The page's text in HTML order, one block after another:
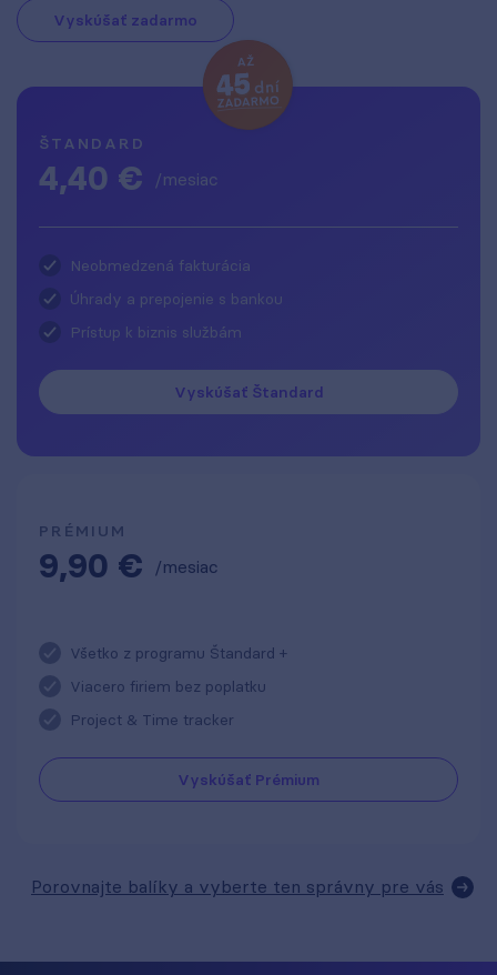
Vyskúšať zadarmo
ŠTANDARD
4,40 € /mesiac
Neobmedzená fakturácia
Úhrady a prepojenie s bankou
Prístup k biznis službám
Vyskúšať Štandard
PRÉMIUM
9,90 € /mesiac
Všetko z programu Štandard +
Viacero firiem bez poplatku
Project & Time tracker
Vyskúšať Prémium
Porovnajte balíky a vyberte ten správny pre vás